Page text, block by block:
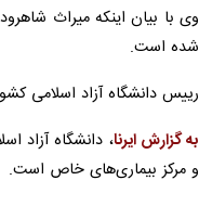
استاد دانشگاه: معماری
پردیس دانشگاه آزاد
جذب دانشجو در دانشگاه آزاد
دانشکده هنر و رسانه در